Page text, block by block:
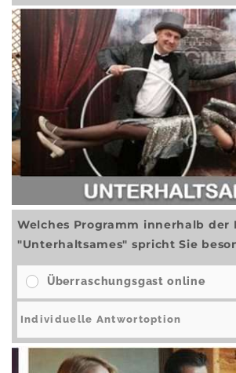
Welches Programm innerhalb der
"Unterhaltsames" spricht Sie
Überraschungsgast online